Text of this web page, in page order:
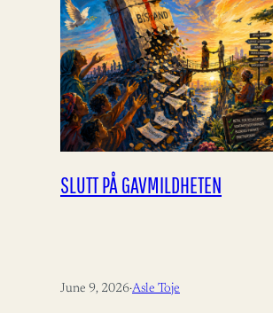
SLUTT PÅ GAVMILDHETEN
June 9, 2026·Asle Toje